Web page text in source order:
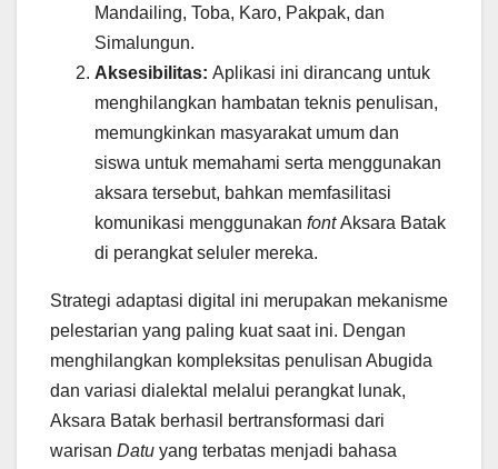
Mandailing, Toba, Karo, Pakpak, dan
Simalungun.
Aksesibilitas: Aplikasi ini dirancang untuk
menghilangkan hambatan teknis penulisan,
memungkinkan masyarakat umum dan
siswa untuk memahami serta menggunakan
aksara tersebut, bahkan memfasilitasi
komunikasi menggunakan fontAksara Batak
di perangkat seluler mereka.
Strategi adaptasi digital ini merupakan mekanisme
pelestarian yang paling kuat saat ini. Dengan
menghilangkan kompleksitas penulisan Abugida
dan variasi dialektal melalui perangkat lunak,
Aksara Batak berhasil bertransformasi dari
warisan Datu yang terbatas menjadi bahasa